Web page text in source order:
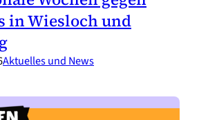
in Wiesloch und
Aktuelles und News